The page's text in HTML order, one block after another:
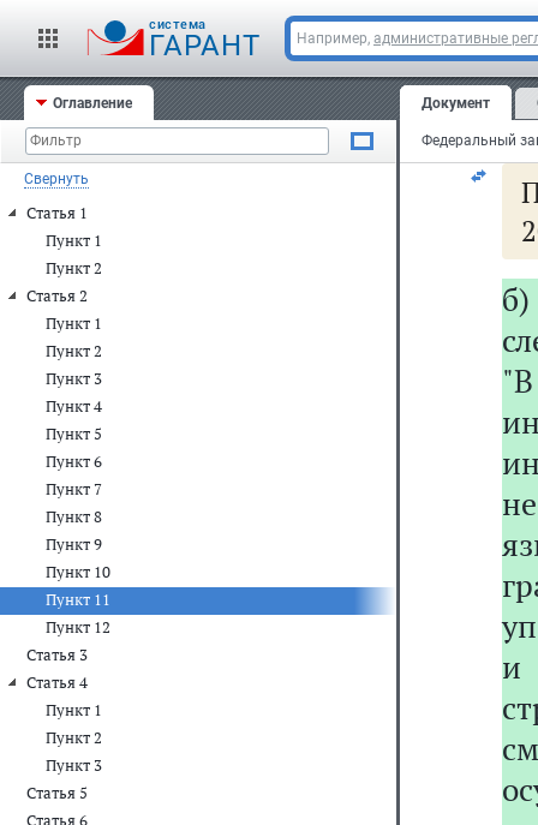
cистема
ГАРАНТ Например, административные
Оглавление
Свернуть
Статья 1
Пункт 1
Пункт 2
Статья 2
Пункт 1
Пункт 2
Пункт 3
Пункт 4
Пункт 5
Пункт 6
Пункт 7
Пункт 8
Пункт 9
Пункт 10
Пункт 11
Пункт 12
Статья 3
Статья 4
Пункт 1
Пункт 2
Пункт 3
Статья 5
Статья 6
Документ
и